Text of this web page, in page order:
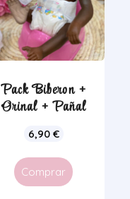
Pack Biberon +
Orinal + Pañal
6,90 €
Comprar